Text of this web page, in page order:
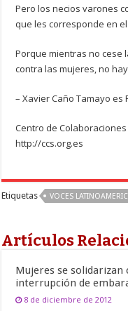
Pero los necios varones
que les corresponde en
Porque mientras no cese
contra las mujeres, no
– Xavier Caño Tamayo
Centro de Colaboraciones
http://ccs.org.es
Etiquetas VOCES
Artículos
Mujeres se solidarizan
interrupción de
8 de diciembre de 2012